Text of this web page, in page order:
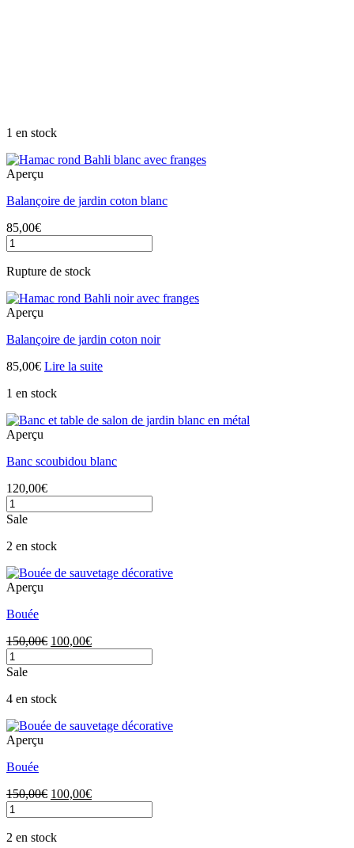
1 en stock
Aperçu
Balançoire de jardin coton blanc
85,00€
quantité
de
Balançoire
jardin
coton
Rupture de stock
Aperçu
Balançoire de jardin coton noir
85,00€ Lire la suite
1 en stock
Aperçu
Banc scoubidou blanc
120,00€
quantité
de
scoubidou
Sale
2 en stock
Aperçu
Bouée
150,00€ Le
initial
150,00€.
100,00€Le
actuel
quantité
de
Sale
4 en stock
Aperçu
Bouée
150,00€ Le
initial
était :
100,00€Le
actuel
quantité
de
Bouée
2 en stock